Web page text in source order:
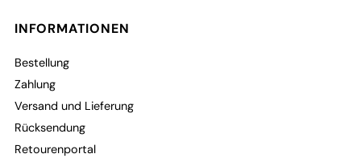
INFORMATIONEN
Bestellung
Zahlung
Versand und Lieferung
Rücksendung
Retourenportal